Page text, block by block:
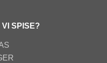
SPISE?